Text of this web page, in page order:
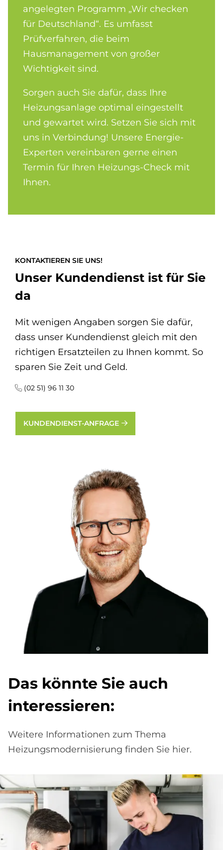
angelegten Programm „Wir checken
für Deutschland“. Es umfasst
Prüfverfahren, die beim
Hausmanagement von großer
Wichtigkeit sind.
Sorgen auch Sie dafür, dass Ihre
Heizungsanlage optimal eingestellt
und gewartet wird. Setzen Sie sich mit
uns in Verbindung! Unsere Energie-
Experten vereinbaren gerne einen
Termin für Ihren Heizungs-Check mit
Ihnen.
KONTAKTIEREN SIE UNS!
Unser Kundendienst ist für Sie
da
Mit wenigen Angaben sorgen Sie dafür,
dass unser Kundendienst gleich mit den
richtigen Ersatzteilen zu Ihnen kommt. So
sparen Sie Zeit und Geld.
(02 51) 96 11 30
KUNDENDIENST-ANFRAGE
Das könn­te Sie auch
in­ter­es­sie­ren:
Weitere Informationen zum Thema
Heizungsmodernisierung finden Sie hier.